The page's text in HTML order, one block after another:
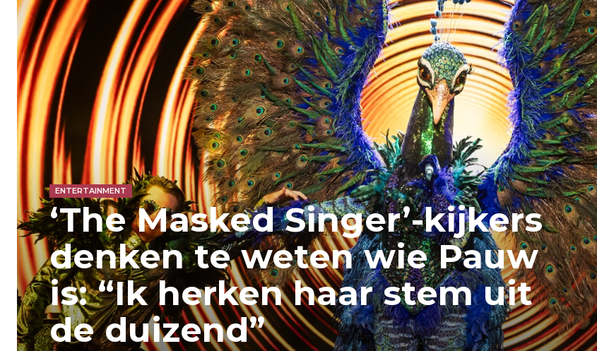
ENTERTAINMENT
‘The Masked Singer’-kijkers
denken te weten wie Pauw
is: “Ik herken haar stem uit
de duizend”